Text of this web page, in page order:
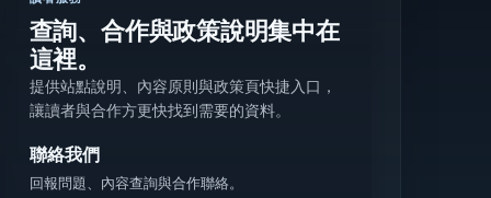
查詢、合作與政策說明集中在
這裡。
提供站點說明、內容原則與政策頁快捷入口，
讓讀者與合作方更快找到需要的資料。
聯絡我們
回報問題、內容查詢與合作聯絡。